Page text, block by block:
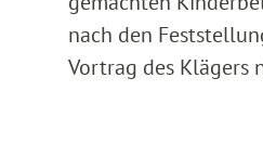
nach den
Vortrag des Klägers